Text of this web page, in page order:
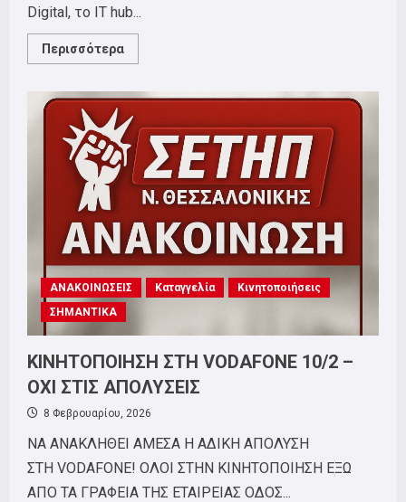
Digital, το IT hub...
Περισσότερα
more
ανακοίνωση
Ν.
Θεσσαλονίκης
και
ΣΕΤΗΠ
N.
Αττικής,
εξελίξεις
στη
Deutsche
Telekom.
Καμία
απόλυση!
Να
τώρα
όλες
οι
θέσεις
εργασίας!
(+Русский
ΑΝΑΚΟΙΝΩΣΕΙΣ Καταγγελία
Κινητοποιήσεις
ΣΗΜΑΝΤΙΚΑ
ΚΙΝΗΤΟΠΟΙΗΣΗ ΣΤΗ VODAFONE 10/2 –
ΟΧΙ ΣΤΙΣ ΑΠΟΛΥΣΕΙΣ
8 Φεβρουαρίου, 2026
ΝΑ ΑΝΑΚΛΗΘΕΙ ΑΜΕΣΑ Η ΑΔΙΚΗ ΑΠΟΛΥΣΗ
ΣΤΗ VODAFONE! ΟΛΟΙ ΣΤΗΝ ΚΙΝΗΤΟΠΟΙΗΣΗ ΕΞΩ
ΑΠΟ ΤΑ ΓΡΑΦΕΙΑ ΤΗΣ ΕΤΑΙΡΕΙΑΣ ΟΔΟΣ...